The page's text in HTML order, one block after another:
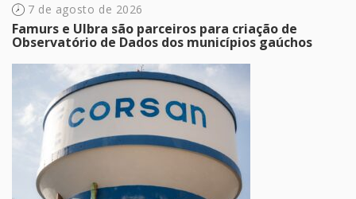
7 de agosto de 2026
Famurs e Ulbra são parceiros para criação de
Observatório de Dados dos municípios gaúchos